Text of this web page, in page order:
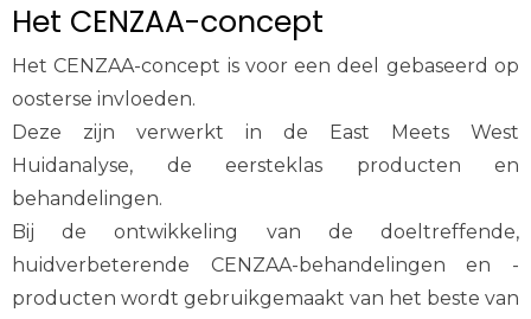
Het CENZAA-concept
Het CENZAA-concept is voor een deel gebaseerd op
oosterse invloeden.
Deze zijn verwerkt in de East Meets West
Huidanalyse, de eersteklas producten en
behandelingen.
Bij de ontwikkeling van de doeltreffende,
huidverbeterende CENZAA-behandelingen en -
producten wordt gebruikgemaakt van het beste van